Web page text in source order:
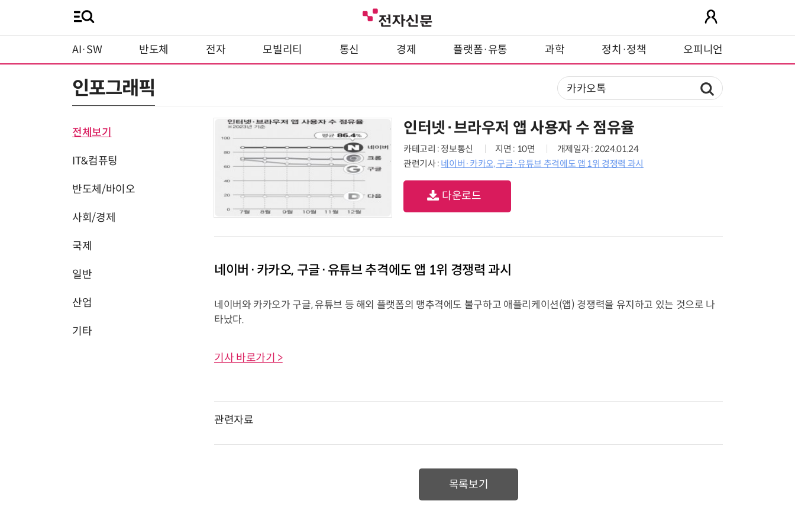
AI·SW 반도체 전자 모빌리티 통신 경제 플랫폼·유통 과학 정치·정책 오피니언
인포그래픽
전체보기
IT&컴퓨팅
반도체/바이오
사회/경제
국제
일반
산업
기타
인터넷·브라우저 앱 사용자 수 점유율
카테고리 : 정보통신 지면 : 10면
개제일자 : 2024.01.24
관련기사 : 네이버·카카오, 구글·유튜브 추격에도 앱 1위 경쟁력 과시
다운로드
네이버·카카오, 구글·유튜브 추격에도 앱 1위 경쟁력 과시
네이버와 카카오가 구글, 유튜브 등 해외 플랫폼의 맹추격에도 불구하고 애플리케이션(앱) 경쟁력을 유지하고 있는 것으로 나
타났다.
기사 바로가기 >
관련자료
목록보기